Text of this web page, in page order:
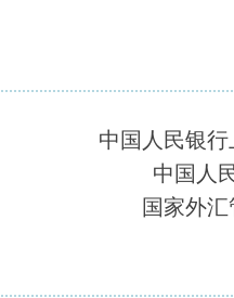
中国人民银
中国人
国家外